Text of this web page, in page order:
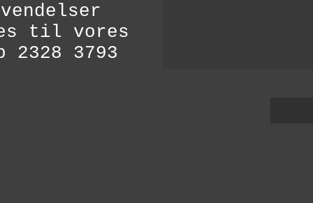
til vores
2328 3793